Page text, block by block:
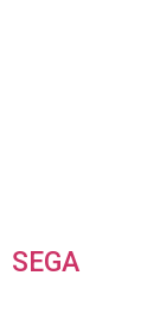
SEGA